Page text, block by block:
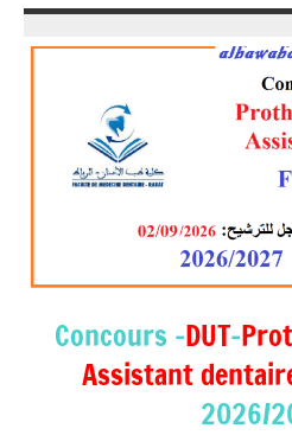
Concours –DUT–
Assistant
2026/